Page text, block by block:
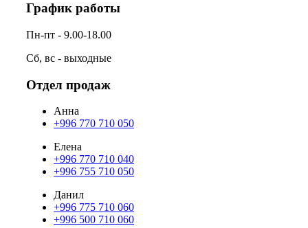
График работы
Пн-пт - 9.00-18.00
Сб, вс - выходные
Отдел продаж
Анна
+996 770 710 050
Елена
+996 770 710 040
+996 755 710 050
Данил
+996 775 710 060
+996 500 710 060